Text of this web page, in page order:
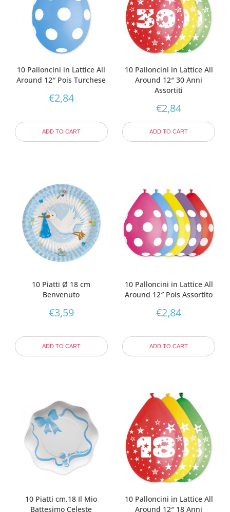
10 Palloncini in Lattice All
Around 12″ Pois Turchese
€2,84
ADD TO CART
10 Palloncini in Lattice All
Around 12″ 30 Anni
Assortiti
€2,84
ADD TO CART
10 Piatti Ø 18 cm
Benvenuto
€3,59
ADD TO CART
10 Palloncini in Lattice All
Around 12″ Pois Assortito
€2,84
ADD TO CART
10 Piatti cm.18 Il Mio
Battesimo Celeste
10 Palloncini in Lattice All
Around 12″ 18 Anni